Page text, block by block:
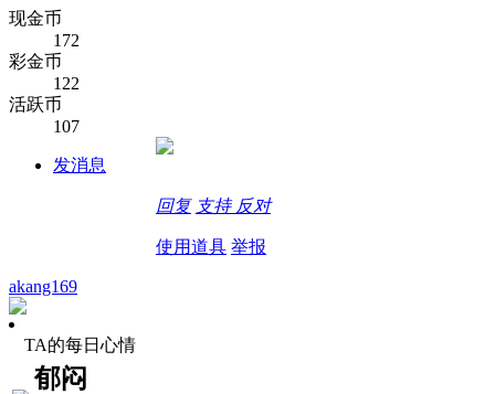
现金币
172
彩金币
122
活跃币
107
发消息
回复 支持 反对
使用道具 举报
akang169
TA的每日心情
郁闷